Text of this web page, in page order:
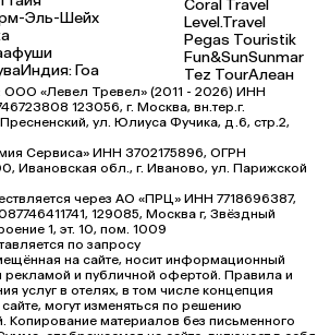
Эль-Шейх
Индия:Гоа
Coral Travel
Level.Travel
Pegas Touristik
Fun&SunSunmar
Tez TourАлеан
«Левел Тревел» (2011 - 2026) ИНН
123056, г. Москва, вн.тер.г.
ул. Юлиуса Фучика, д.6, стр.2,
Сервиса» ИНН 3702175896, ОГРН
Ивановская обл., г. Иваново, ул. Парижской
через АО «ПРЦ» ИНН 7718696387,
129085, Москва г, Звёздный
1, эт. 10, пом. 1009
по запросу
на сайте, носит информационный
рекламой и публичной офертой. Правила и
услуг в отелях, в том числе концепция
могут изменяться по решению
Копирование материалов без письменного